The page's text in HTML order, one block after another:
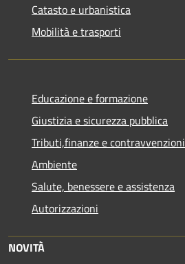
Catasto e urbanistica
Mobilità e trasporti
Educazione e formazione
Giustizia e sicurezza pubblica
Tributi,finanze e contravvenzioni
Ambiente
Salute, benessere e assistenza
Autorizzazioni
NOVITÀ